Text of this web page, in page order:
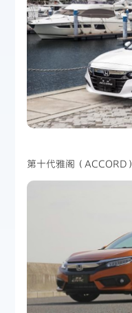
第十代雅阁（ACCORD）